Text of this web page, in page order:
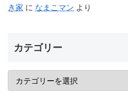
き家 に なまこマン より
カテゴリー